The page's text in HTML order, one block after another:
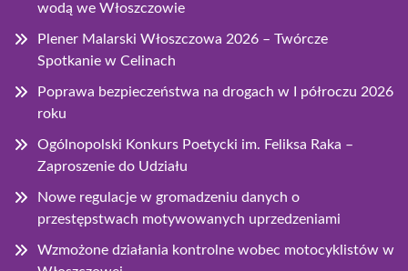
wodą we Włoszczowie
Plener Malarski Włoszczowa 2026 – Twórcze
Spotkanie w Celinach
Poprawa bezpieczeństwa na drogach w I półroczu 2026
roku
Ogólnopolski Konkurs Poetycki im. Feliksa Raka –
Zaproszenie do Udziału
Nowe regulacje w gromadzeniu danych o
przestępstwach motywowanych uprzedzeniami
Wzmożone działania kontrolne wobec motocyklistów w